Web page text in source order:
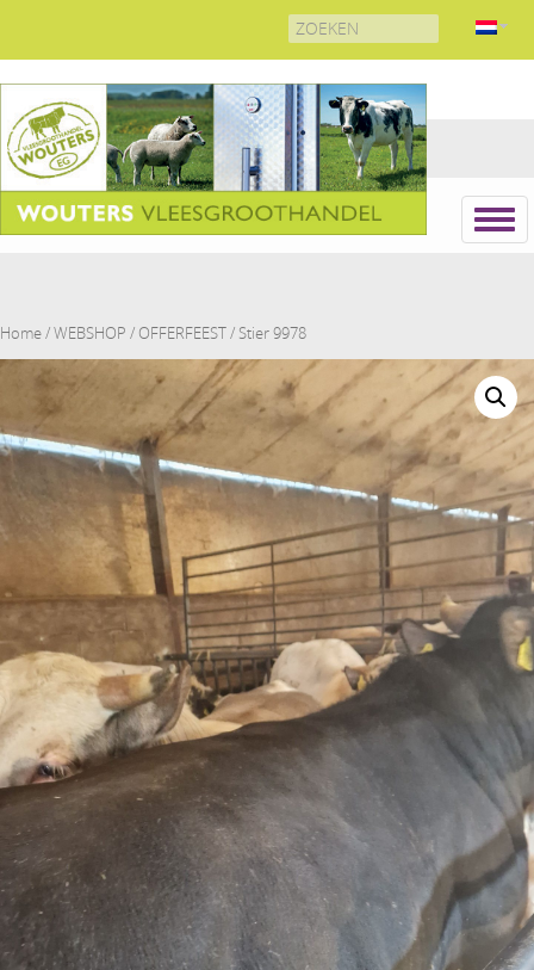
Search
for:
Home/WEBSHOP / OFFERFEEST/ Stier 9978